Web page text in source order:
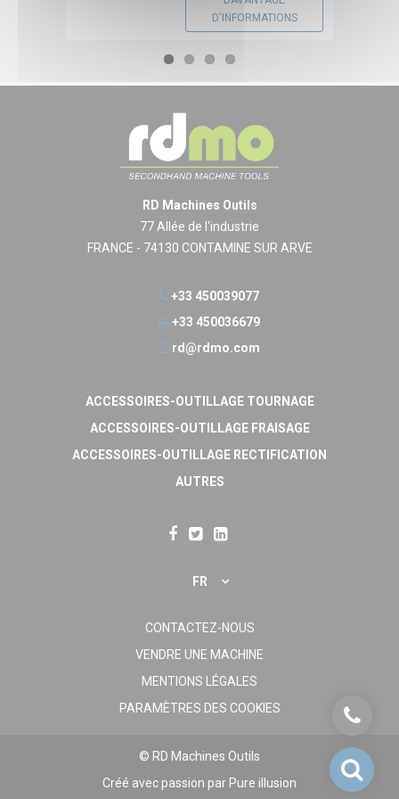
D'INFORMATIONS
RD Machines Outils
77 Allée de l'industrie
FRANCE - 74130 CONTAMINE SUR ARVE
+33 450039077
+33 450036679
rd@rdmo.com
ACCESSOIRES-OUTILLAGE TOURNAGE
ACCESSOIRES-OUTILLAGE FRAISAGE
ACCESSOIRES-OUTILLAGE RECTIFICATION
AUTRES
FR
CONTACTEZ-NOUS
VENDRE UNE MACHINE
MENTIONS LÉGALES
PARAMÈTRES DES COOKIES
© RD Machines Outils
Créé avec passion par Pure illusion